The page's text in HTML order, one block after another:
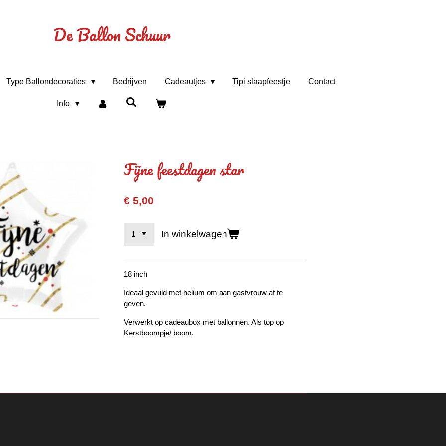
De Ballon Schuur
Type Ballondecoraties Bedrijven Cadeautjes Tipi slaapfeestje Contact
Info
Fijne feestdagen star
€ 5,00
In winkelwagen
18 inch
Ideaal gevuld met helium om aan gastvrouw af te
geven.
Verwerkt op cadeaubox met ballonnen. Als top op
Kerstboompje/ boom.